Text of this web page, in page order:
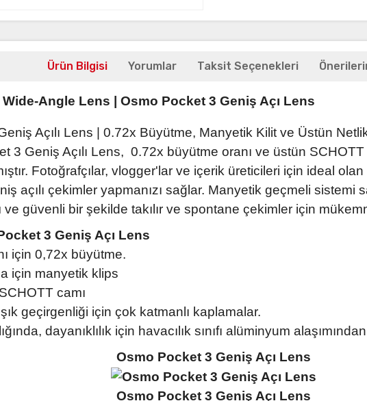
Ürün Bilgisi Yorumlar Taksit Seçenekleri
Angle Lens | Osmo Pocket 3 Geniş Açı Lens
Açılı Lens | 0.72x Büyütme, Manyetik Kilit ve Üstün
3 Geniş Açılı Lens, 0.72x büyütme oranı ve üstün SCHOTT
Fotoğrafçılar, vlogger'lar ve içerik üreticileri için ideal
açılı çekimler yapmanızı sağlar. Manyetik geçmeli
ve güvenli bir şekilde takılır ve spontane çekimler için
3 Geniş Açı Lens
için 0,72x büyütme.
için manyetik klips
camı
geçirgenliği için çok katmanlı kaplamalar.
dayanıklılık için havacılık sınıfı alüminyum
Osmo Pocket 3 Geniş Açı Lens
Osmo Pocket 3 Geniş Açı Lens